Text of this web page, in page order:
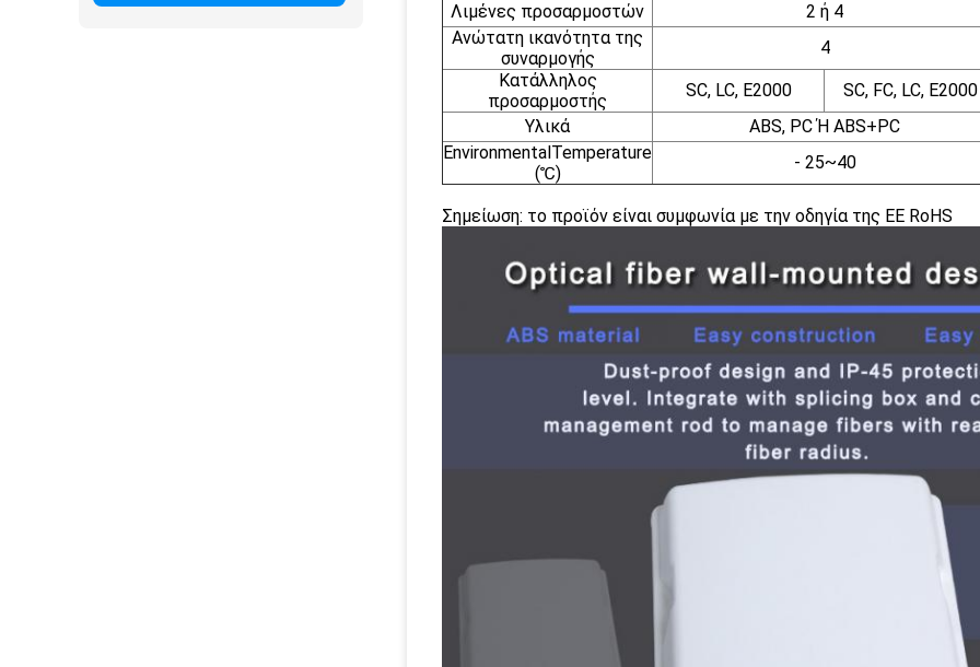
Λιμένες προσαρμοστών
2 ή 4
Ανώτατη ικανότητα της
συναρμογής
4
Κατάλληλος
προσαρμοστής
SC, LC, E2000
SC, FC, LC, E2000
Υλικά
ABS, PC Ή ABS+PC
EnvironmentalTemperature
(℃)
- 25~40
Σημείωση: το προϊόν είναι συμφωνία με την οδηγία της ΕΕ RoHS